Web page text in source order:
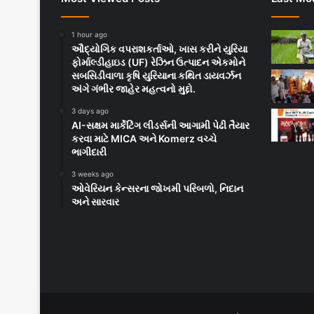
1 hour ago
ઔદ્યોગિક વપરાશકર્તાઓ, ખાસ કરીને યુરિયા
ફોર્માલ્ડીહાઇડ (UF) રેઝિન ઉત્પાદન એકમોને
સબસિડીવાળા કૃષિ યુરિયાના કથિત ડાયવર્ઝન
અંગે ગંભીર જાહેર મહત્વનો મુદ્દો.
3 days ago
AI-સક્ષમ માર્કેટિંગ લીડર્સની આગામી પેઢી તૈયાર
કરવા માટે MICA અને Komerz વચ્ચે
ભાગીદારી
3 weeks ago
ઓવેરિયન કેન્સરના જોખમી પરિબળો, નિદાન
અને સારવાર